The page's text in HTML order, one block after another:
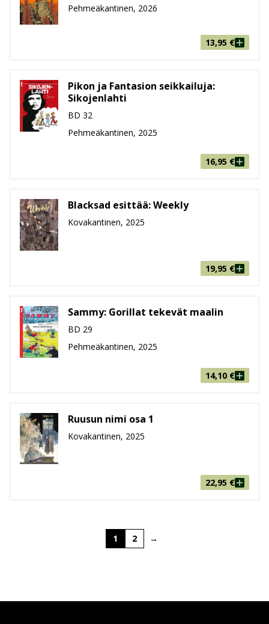
Pehmeäkantinen, 2026
13,95 €
Pikon ja Fantasion seikkailuja:
Sikojenlahti
BD 32
Pehmeäkantinen, 2025
16,95 €
Blacksad esittää: Weekly
Kovakantinen, 2025
19,95 €
Sammy: Gorillat tekevät maalin
BD 29
Pehmeäkantinen, 2025
14,10 €
Ruusun nimi osa 1
Kovakantinen, 2025
22,95 €
1 2 →